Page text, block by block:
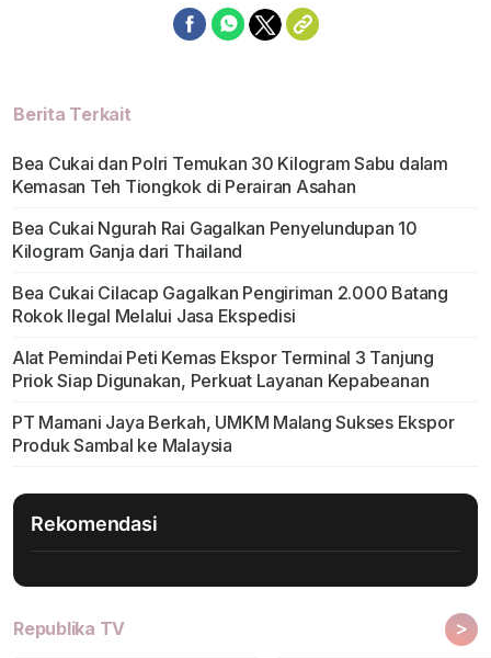
Berita Terkait
Bea Cukai dan Polri Temukan 30 Kilogram Sabu dalam
Kemasan Teh Tiongkok di Perairan Asahan
Bea Cukai Ngurah Rai Gagalkan Penyelundupan 10
Kilogram Ganja dari Thailand
Bea Cukai Cilacap Gagalkan Pengiriman 2.000 Batang
Rokok Ilegal Melalui Jasa Ekspedisi
Alat Pemindai Peti Kemas Ekspor Terminal 3 Tanjung
Priok Siap Digunakan, Perkuat Layanan Kepabeanan
PT Mamani Jaya Berkah, UMKM Malang Sukses Ekspor
Produk Sambal ke Malaysia
Rekomendasi
Republika TV >